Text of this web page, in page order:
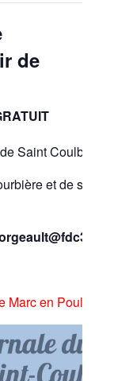
de
Saint Coulban !
et de ses
en Poulet.